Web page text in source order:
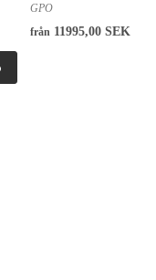
GPO
från 11995,00 SEK